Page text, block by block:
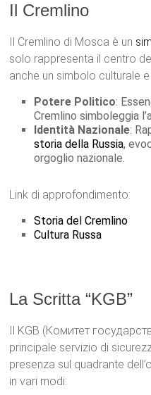
Il Cremlino
Il Cremlino di Mosca è un
solo rappresenta il centro
anche un simbolo culturale
Potere Politico:
Cremlino simboleggia
Identità Nazionale:
storia della Russia,
orgoglio nazionale.
Link di approfondimento:
Storia del Cremlino
Cultura Russa
La Scritta “KGB”
Il KGB (Комитет
principale servizio di
presenza sul quadrante
in vari modi: